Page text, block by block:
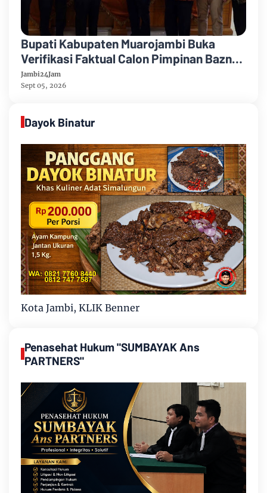
Bupati Kabupaten Muarojambi Buka
Verifikasi Faktual Calon Pimpinan Baznas
Tahun 2026-2031
Jambi24Jam
Sept 05, 2026
Dayok Binatur
Kota Jambi, KLIK Benner
Penasehat Hukum "SUMBAYAK Ans
PARTNERS"